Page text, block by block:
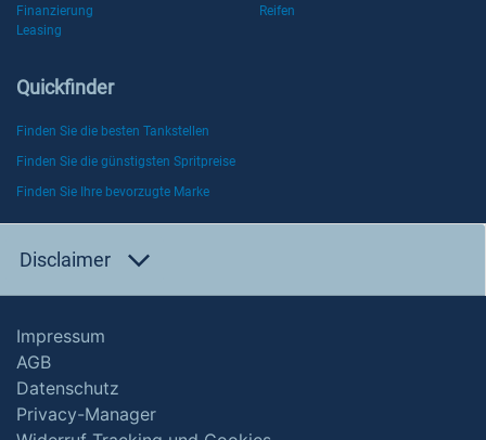
Finanzierung
Reifen
Leasing
Quickfinder
Finden Sie die besten Tankstellen
Finden Sie die günstigsten Spritpreise
Finden Sie Ihre bevorzugte Marke
Disclaimer
Impressum
AGB
Datenschutz
Privacy-Manager